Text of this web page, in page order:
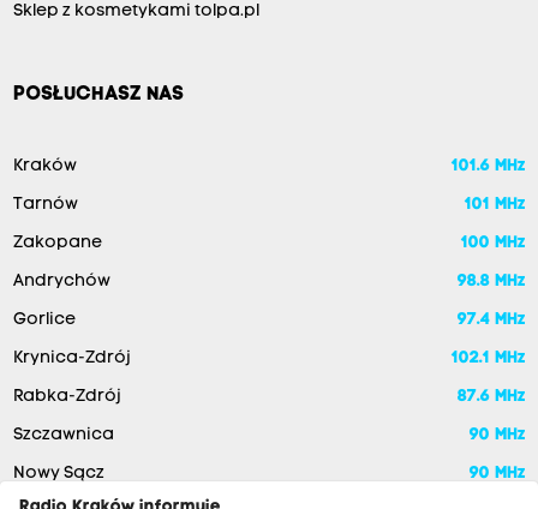
Sklep z kosmetykami tolpa.pl
POSŁUCHASZ NAS
Kraków 101.6 MHz
Tarnów 101 MHz
Zakopane 100 MHz
Andrychów 98.8 MHz
Gorlice 97.4 MHz
Krynica-Zdrój 102.1 MHz
Rabka-Zdrój 87.6 MHz
Szczawnica 90 MHz
Nowy Sącz
90 MHz